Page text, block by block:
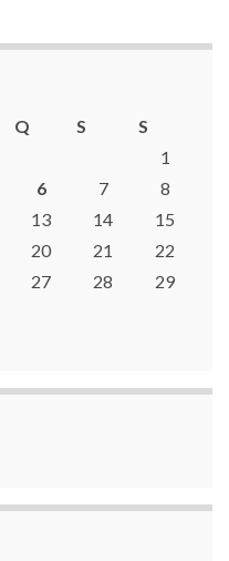
Q S
S
1
6 7
8
13 14
15
20 21
22
27 28
29